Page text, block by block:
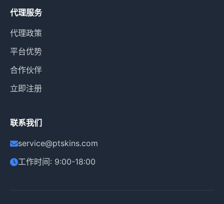
代理服务
代理政策
平台优势
合作伙伴
立即注册
联系我们
service@ptskins.com
工作时间: 9:00-18:00